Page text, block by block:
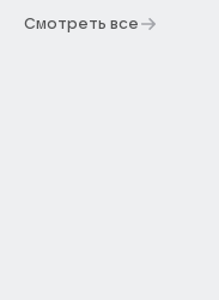
Смотреть все